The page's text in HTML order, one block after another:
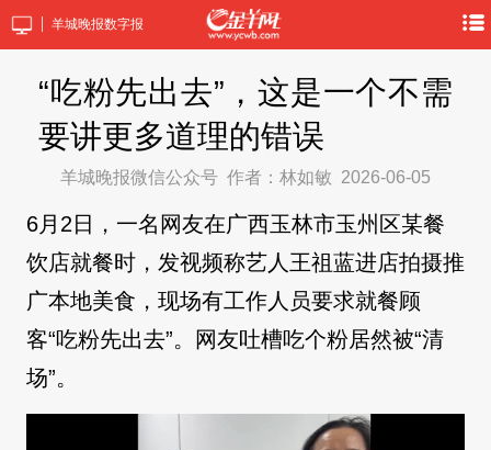
羊城晚报数字报
“吃粉先出去”，这是一个不需
要讲更多道理的错误
羊城晚报微信公众号 作者：林如敏 2026-06-05
6月2日，一名网友在广西玉林市玉州区某餐
饮店就餐时，发视频称艺人王祖蓝进店拍摄推
广本地美食，现场有工作人员要求就餐顾
客“吃粉先出去”。网友吐槽吃个粉居然被“清
场”。